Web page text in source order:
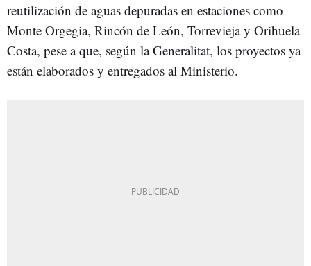
reutilización de aguas depuradas en estaciones como
Monte Orgegia, Rincón de León, Torrevieja y Orihuela
Costa, pese a que, según la Generalitat, los proyectos ya
están elaborados y entregados al Ministerio.